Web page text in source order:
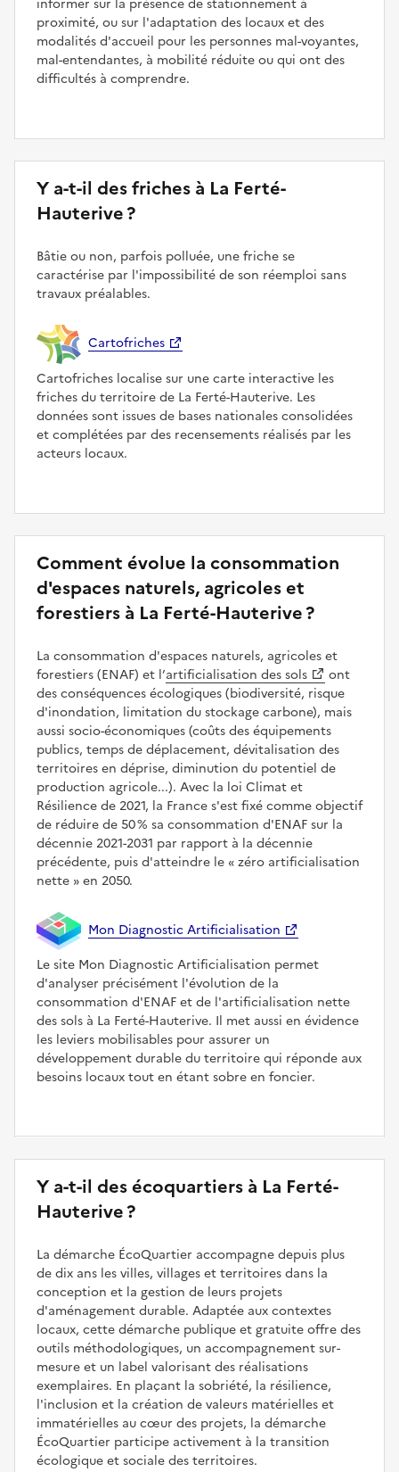
proximité, ou sur l'adaptation des locaux et des
modalités d'accueil pour les personnes mal-voyantes,
mal-entendantes, à mobilité réduite ou qui ont des
difficultés à comprendre.
Y a-t-il des friches à La Ferté-
Hauterive ?
Bâtie ou non, parfois polluée, une friche se
caractérise par l'impossibilité de son réemploi sans
travaux préalables.
Cartofriches
Cartofriches localise sur une carte interactive les
friches du territoire de La Ferté-Hauterive. Les
données sont issues de bases nationales consolidées
et complétées par des recensements réalisés par les
acteurs locaux.
Comment évolue la consommation
d'espaces naturels, agricoles et
forestiers à La Ferté-Hauterive ?
La consommation d'espaces naturels, agricoles et
forestiers (ENAF) et l’artificialisation des sols
ont
des conséquences écologiques (biodiversité, risque
d'inondation, limitation du stockage carbone), mais
aussi socio-économiques (coûts des équipements
publics, temps de déplacement, dévitalisation des
territoires en déprise, diminution du potentiel de
production agricole...). Avec la loi Climat et
Résilience de 2021, la France s'est fixé comme objectif
de réduire de 50 % sa consommation d'ENAF sur la
décennie 2021-2031 par rapport à la décennie
précédente, puis d'atteindre le
zéro artificialisation
nette
en 2050.
Mon Diagnostic Artificialisation
Le site Mon Diagnostic Artificialisation permet
d'analyser précisément l'évolution de la
consommation d'ENAF et de l'artificialisation nette
des sols à La Ferté-Hauterive. Il met aussi en évidence
les leviers mobilisables pour assurer un
développement durable du territoire qui réponde aux
besoins locaux tout en étant sobre en foncier.
Y a-t-il des écoquartiers à La Ferté-
Hauterive ?
La démarche ÉcoQuartier accompagne depuis plus
de dix ans les villes, villages et territoires dans la
conception et la gestion de leurs projets
d'aménagement durable. Adaptée aux contextes
locaux, cette démarche publique et gratuite offre des
outils méthodologiques, un accompagnement sur-
mesure et un label valorisant des réalisations
exemplaires. En plaçant la sobriété, la résilience,
l'inclusion et la création de valeurs matérielles et
immatérielles au cœur des projets, la démarche
ÉcoQuartier participe activement à la transition
écologique et sociale des territoires.